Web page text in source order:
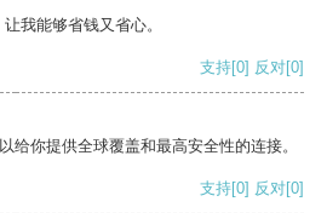
我能够省钱又省心。
支持[0] 反对[0]
给你提供全球覆盖和最高安全性的连接。
支持[0] 反对[0]